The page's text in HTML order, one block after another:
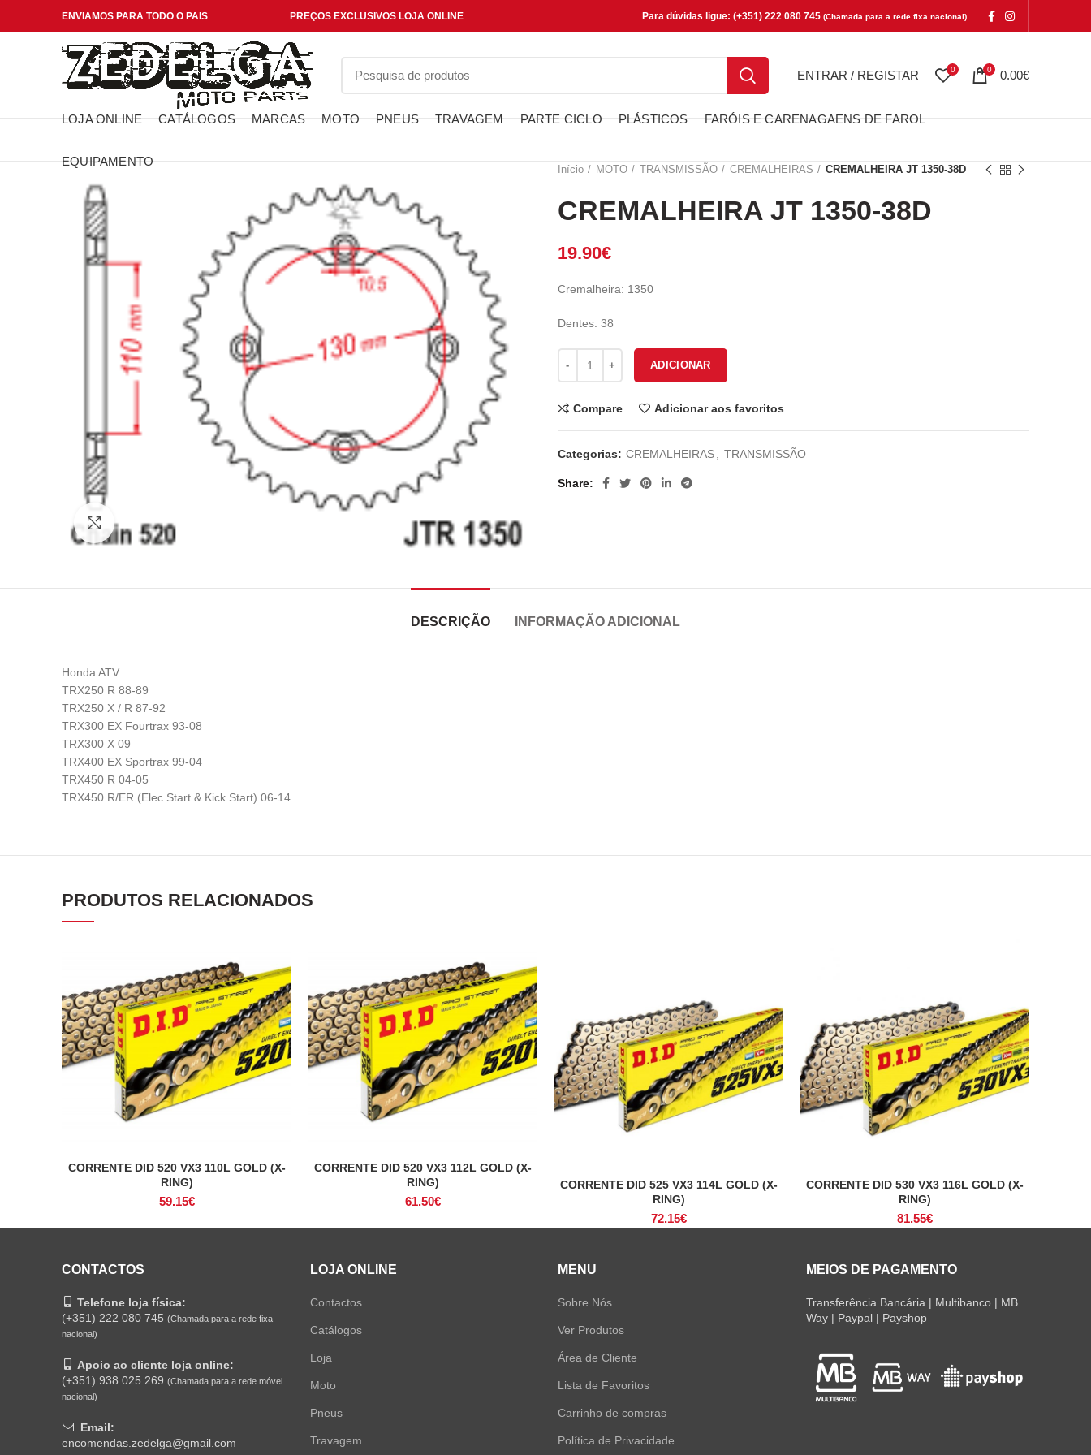
ENVIAMOS PARA TODO O PAIS PREÇOS EXCLUSIVOS LOJA ONLINE Para dúvidas ligue: (+351) 222 080 745 (Chamada para a rede fixa nacional)
ENTRAR / REGISTAR 0 0 0.00€
LOJA ONLINE CATÁLOGOS MARCAS MOTO PNEUS TRAVAGEM PARTE CICLO PLÁSTICOS FARÓIS E CARENAGAENS DE FAROL
EQUIPAMENTO
Click to enlarge
Início MOTO TRANSMISSÃO CREMALHEIRAS CREMALHEIRA JT 1350-38D
CREMALHEIRA JT 1350-38D
19.90€
Cremalheira: 1350
Dentes: 38
ADICIONAR
Compare Adicionar aos favoritos
Categorias: CREMALHEIRAS TRANSMISSÃO
Share
DESCRIÇÃO INFORMAÇÃO ADICIONAL
Honda ATV
TRX250 R 88-89
TRX250 X / R 87-92
TRX300 EX Fourtrax 93-08
TRX300 X 09
TRX400 EX Sportrax 99-04
TRX450 R 04-05
TRX450 R/ER (Elec Start & Kick Start) 06-14
PRODUTOS RELACIONADOS
ADICIONAR
CORRENTE DID 520 VX3 110L GOLD (X-
RING)
59.15€
ADICIONAR
CORRENTE DID 520 VX3 112L GOLD (X-
RING)
61.50€
ADICIONAR
CORRENTE DID 525 VX3 114L GOLD (X-
RING)
72.15€
ADICIONAR
CORRENTE DID 530 VX3 116L GOLD (X-
RING)
81.55€
CONTACTOS
Telefone loja física:
(+351) 222 080 745 (Chamada para a rede fixa
nacional)
Apoio ao cliente loja online:
(+351) 938 025 269 (Chamada para a rede móvel
nacional)
Email:
encomendas.zedelga@gmail.com
LOJA ONLINE
Contactos
Catálogos
Loja
Moto
Pneus
Travagem
MENU
Sobre Nós
Ver Produtos
Área de Cliente
Lista de Favoritos
Carrinho de compras
Política de Privacidade
MEIOS DE PAGAMENTO
Transferência Bancária | Multibanco | MB
Way | Paypal | Payshop